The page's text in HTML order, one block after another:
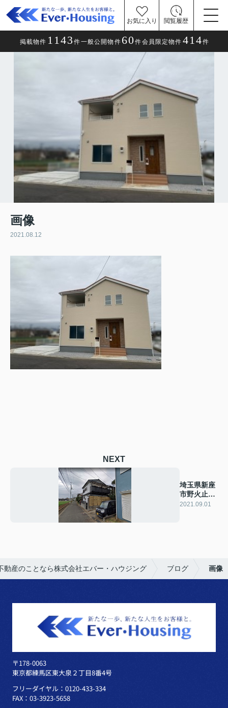
お気に入り 閲覧履歴
掲載物件 1143件一般公開物件 60件会員限定物件 414件
画像
2021.08.12
NEXT
埼玉県新座
市野火止６
丁目 戸建
2021.09.01
動産のことなら株式会社エバー・ハウジング ブログ 画像
〒178-0063
東京都練馬区東大泉２丁目8番4号
フリーダイヤル：0120-433-334
FAX：03-3923-5658